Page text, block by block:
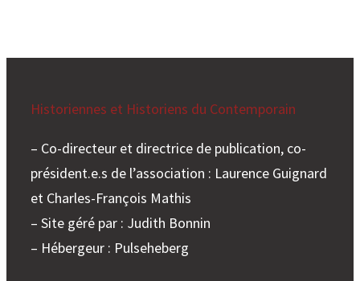
Historiennes et Historiens du Contemporain
– Co-directeur et directrice de publication, co-
président.e.s de l’association : Laurence Guignard
et Charles-François Mathis
– Site géré par : Judith Bonnin
– Hébergeur : Pulseheberg